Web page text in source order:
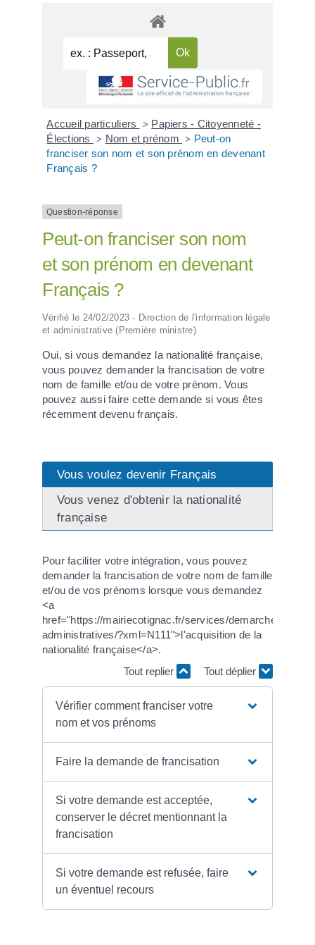
Accueil particuliers > Papiers - Citoyenneté -
Élections
> Nom et prénom > Peut-on
franciser son nom et son prénom en devenant
Français ?
Question-réponse
Peut-on franciser son nom
et son prénom en devenant
Français ?
Vérifié le 24/02/2023 - Direction de l'information légale
et administrative (Première ministre)
Oui, si vous demandez la nationalité française,
vous pouvez demander la francisation de votre
nom de famille et/ou de votre prénom. Vous
pouvez aussi faire cette demande si vous êtes
récemment devenu français.
Vous voulez devenir Français
Vous venez d'obtenir la nationalité
française
Pour faciliter votre intégration, vous pouvez
demander la francisation de votre nom de famille
et/ou de vos prénoms lorsque vous demandez
<a
href="https://mairiecotignac.fr/services/demarches-
administratives/?xml=N111">l'acquisition de la
nationalité française</a>.
Tout replier
Tout déplier
Vérifier comment franciser votre
nom et vos prénoms
Faire la demande de francisation
Si votre demande est acceptée,
conserver le décret mentionnant la
francisation
Si votre demande est refusée, faire
un éventuel recours